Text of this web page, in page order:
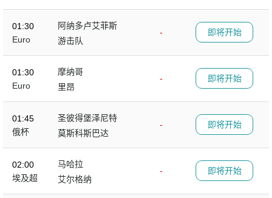
01:30
Euro
阿纳多卢艾菲斯
-
游击队
即将开始
01:30
Euro
摩纳哥
-
里昂
即将开始
01:45
俄杯
圣彼得堡泽尼特
-
莫斯科斯巴达
即将开始
02:00
埃及超
马哈拉
-
艾尔格纳
即将开始